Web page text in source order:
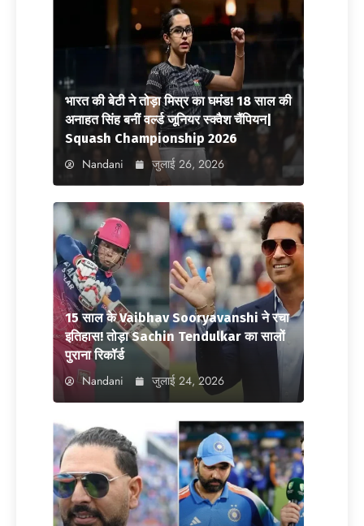
भारत की बेटी ने तोड़ा मिस्र का घमंड! 18 साल की
अनाहत सिंह बनीं वर्ल्ड जूनियर स्क्वैश चैंपियन|
Squash Championship 2026
Nandani जुलाई 26, 2026
15 साल के Vaibhav Sooryavanshi ने रचा
इतिहास! तोड़ा Sachin Tendulkar का सालों
पुराना रिकॉर्ड
Nandani जुलाई 24, 2026